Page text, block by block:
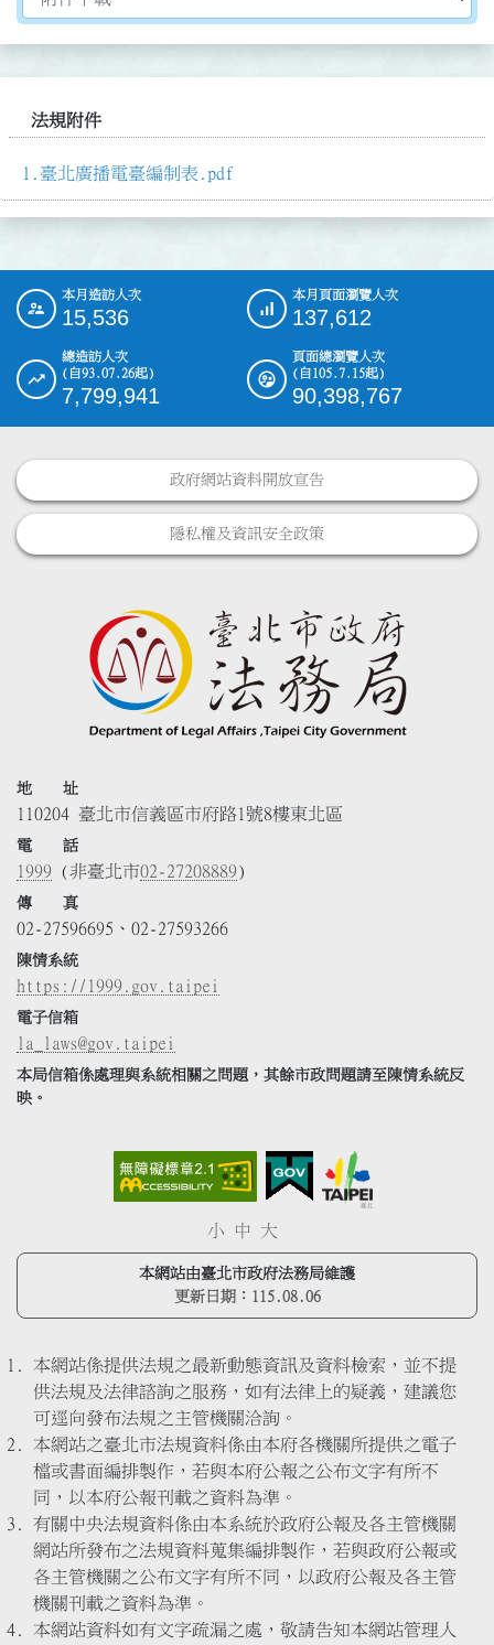
法規附件
臺北廣播電臺編制表.pdf
::: 本月造訪人次
15,536
本月頁面瀏覽人次
137,612
總造訪人次
(自93.07.26起)
7,799,941
頁面總瀏覽人次
(自105.7.15起)
90,398,767
政府網站資料開放宣告
隱私權及資訊安全政策
地 址
110204 臺北市信義區市府路1號8樓東北區
電 話
1999 (非臺北市02-27208889)
傳 真
02-27596695、02-27593266
陳情系統
https://1999.gov.taipei
電子信箱
la_laws@gov.taipei
本局信箱係處理與系統相關之問題，其餘市政問題請至陳情系統反
映。
小 中 大
本網站由臺北市政府法務局維護
更新日期： 115.08.06
本網站係提供法規之最新動態資訊及資料檢索，並不提
供法規及法律諮詢之服務，如有法律上的疑義，建議您
可逕向發布法規之主管機關洽詢。
本網站之臺北市法規資料係由本府各機關所提供之電子
檔或書面編排製作，若與本府公報之公布文字有所不
同，以本府公報刊載之資料為準。
有關中央法規資料係由本系統於政府公報及各主管機關
網站所發布之法規資料蒐集編排製作，若與政府公報或
各主管機關之公布文字有所不同，以政府公報及各主管
機關刊載之資料為準。
本網站資料如有文字疏漏之處，敬請告知本網站管理人